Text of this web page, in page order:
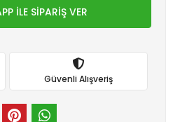
İLE SİPARİŞ VER
Güvenli Alışveriş